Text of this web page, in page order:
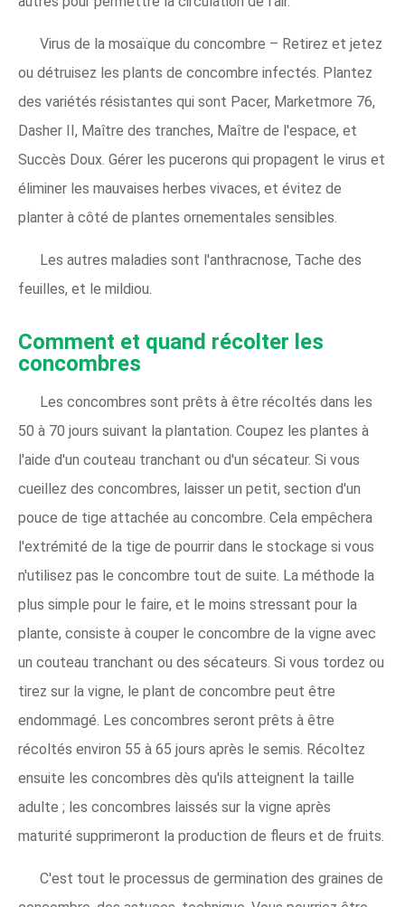
Virus de la mosaïque du concombre – Retirez et jetez
ou détruisez les plants de concombre infectés. Plantez
des variétés résistantes qui sont Pacer, Marketmore 76,
Dasher II, Maître des tranches, Maître de l'espace, et
Succès Doux. Gérer les pucerons qui propagent le virus et
éliminer les mauvaises herbes vivaces, et évitez de
planter à côté de plantes ornementales sensibles.
Les autres maladies sont l'anthracnose, Tache des
feuilles, et le mildiou.
Comment et quand récolter les
concombres
Les concombres sont prêts à être récoltés dans les
50 à 70 jours suivant la plantation. Coupez les plantes à
l'aide d'un couteau tranchant ou d'un sécateur. Si vous
cueillez des concombres, laisser un petit, section d'un
pouce de tige attachée au concombre. Cela empêchera
l'extrémité de la tige de pourrir dans le stockage si vous
n'utilisez pas le concombre tout de suite. La méthode la
plus simple pour le faire, et le moins stressant pour la
plante, consiste à couper le concombre de la vigne avec
un couteau tranchant ou des sécateurs. Si vous tordez ou
tirez sur la vigne, le plant de concombre peut être
endommagé. Les concombres seront prêts à être
récoltés environ 55 à 65 jours après le semis. Récoltez
ensuite les concombres dès qu'ils atteignent la taille
adulte ; les concombres laissés sur la vigne après
maturité supprimeront la production de fleurs et de fruits.
C'est tout le processus de germination des graines de